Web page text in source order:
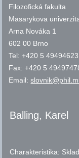
Filozofická fakulta
Masarykova
Arna Nováka 1
602 00 Brno
Tel: +420 5 49494623
Fax: +420 5
Email:
Balling, Karel
Charakteristika: